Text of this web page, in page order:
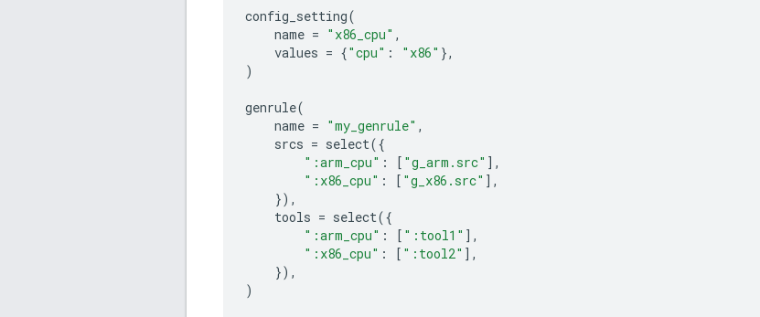
config_setting(
name = "x86_cpu" ,
values = {"cpu" : "x86" },
)
genrule(
name = "my_genrule" ,
srcs = select({
":arm_cpu" : [ "g_arm.src" ],
":x86_cpu" : [ "g_x86.src" ],
}),
tools = select({
":arm_cpu" : [ ":tool1" ],
":x86_cpu" : [ ":tool2" ],
}),
)